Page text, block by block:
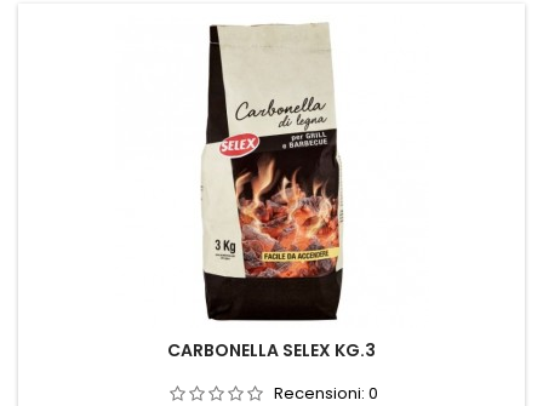
CARBONELLA SELEX KG.3
Recensioni: 0